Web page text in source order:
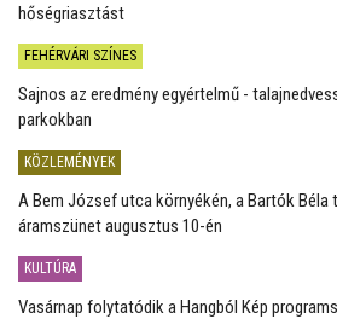
hőségriasztást
FEHÉRVÁRI SZÍNES
Sajnos az eredmény egyértelmű -
parkokban
KÖZLEMÉNYEK
A Bem József utca környékén, a Bartók Béla
áramszünet augusztus 10-én
KULTÚRA
Vasárnap folytatódik a Hangból Kép